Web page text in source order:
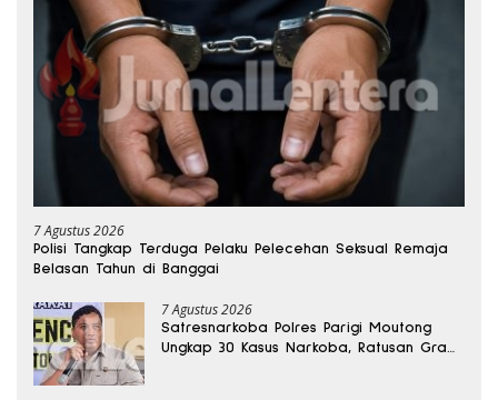
7 Agustus 2026
Polisi Tangkap Terduga Pelaku Pelecehan Seksual Remaja
Belasan Tahun di Banggai
7 Agustus 2026
Satresnarkoba Polres Parigi Moutong
Ungkap 30 Kasus Narkoba, Ratusan Gram